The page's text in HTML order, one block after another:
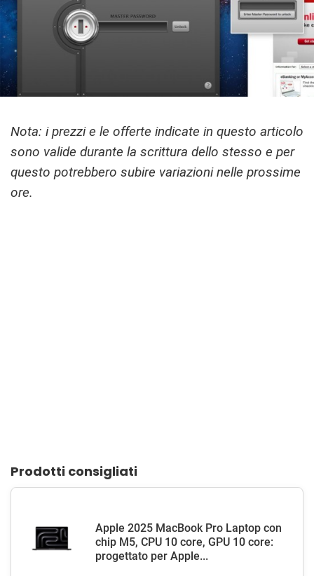
Nota: i prezzi e le offerte indicate in questo articolo
sono valide durante la scrittura dello stesso e per
questo potrebbero subire variazioni nelle prossime
ore.
Prodotti consigliati
Apple 2025 MacBook Pro Laptop con
chip M5, CPU 10 core, GPU 10 core:
progettato per Apple...